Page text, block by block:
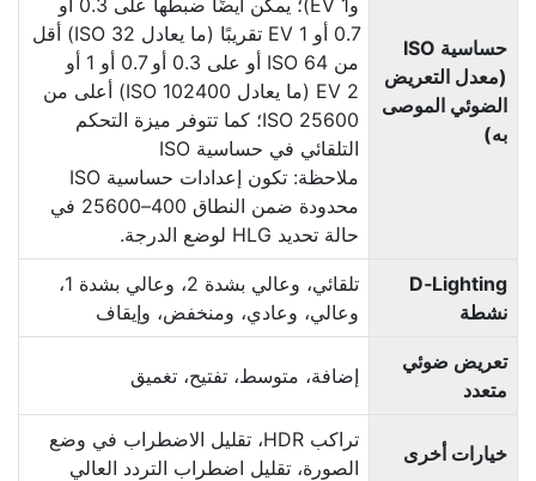
حساسية ISO
(معدل التعريض
الضوئي الموصى
به)
و1 EV)؛ يمكن أيضًا ضبطها على 0.3 أو
0.7 أو 1 EV تقريبًا (ما يعادل ISO 32) أقل
من ISO 64 أو على 0.3 أو 0.7 أو 1 أو
2 EV (ما يعادل ISO 102400) أعلى من
ISO 25600؛ كما تتوفر ميزة التحكم
التلقائي في حساسية ISO
ملاحظة: تكون إعدادات حساسية ISO
محدودة ضمن النطاق 400–25600 في
حالة تحديد HLG لوضع الدرجة.
D‑Lighting
نشطة
تلقائي، وعالي بشدة 2، وعالي بشدة 1،
وعالي، وعادي، ومنخفض، وإيقاف
تعريض ضوئي
متعدد
إضافة، متوسط، تفتيح، تغميق
خيارات أخرى
تراكب HDR، تقليل الاضطراب في وضع
الصورة، تقليل اضطراب التردد العالي